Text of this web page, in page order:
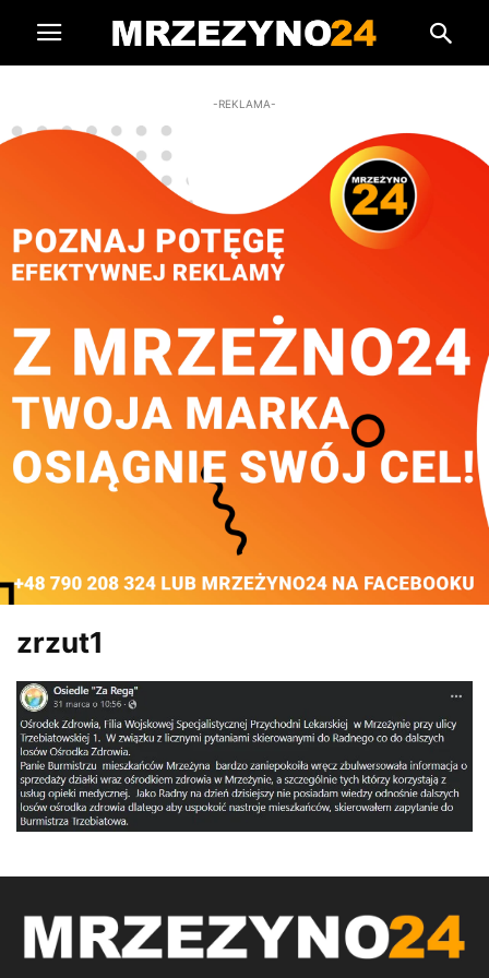
-REKLAMA-
zrzut1